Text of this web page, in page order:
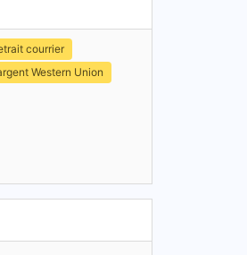
courrier
Western Union